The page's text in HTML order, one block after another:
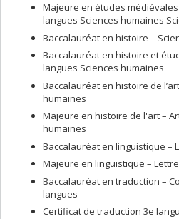
Majeure en études
langues Sciences humaines
Baccalauréat en histoire –
Baccalauréat en histoire et
langues Sciences humaines
Baccalauréat en histoire de
humaines
Majeure en histoire de l'art –
humaines
Baccalauréat en linguistique –
Majeure en linguistique –
Baccalauréat en traduction –
langues
Certificat de traduction 3e